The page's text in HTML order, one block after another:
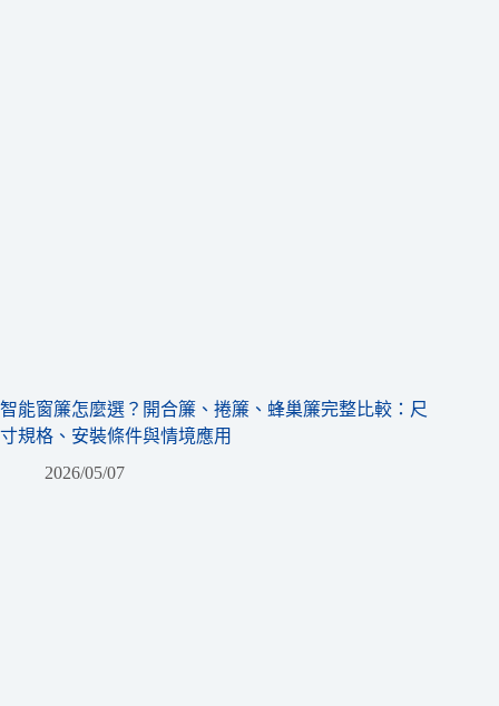
智能窗簾怎麼選？開合簾、捲簾、蜂巢簾完整比較：尺
寸規格、安裝條件與情境應用
2026/05/07